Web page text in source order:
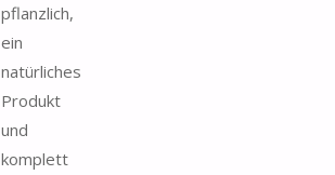
pflanzlich,
ein
natürliches
Produkt
und
komplett